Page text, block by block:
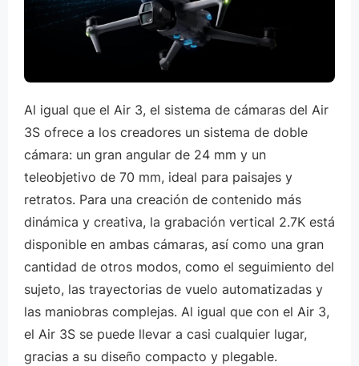
Al igual que el Air 3, el sistema de cámaras del Air
3S ofrece a los creadores un sistema de doble
cámara: un gran angular de 24 mm y un
teleobjetivo de 70 mm, ideal para paisajes y
retratos. Para una creación de contenido más
dinámica y creativa, la grabación vertical 2.7K está
disponible en ambas cámaras, así como una gran
cantidad de otros modos, como el seguimiento del
sujeto, las trayectorias de vuelo automatizadas y
las maniobras complejas. Al igual que con el Air 3,
el Air 3S se puede llevar a casi cualquier lugar,
gracias a su diseño compacto y plegable.